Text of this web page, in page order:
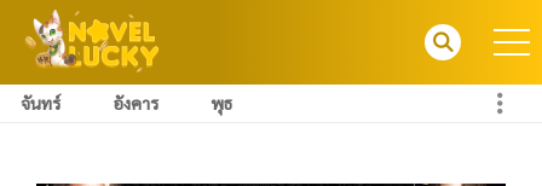
จันทร์ อังคาร พุธ